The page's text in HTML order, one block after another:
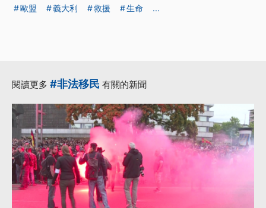
歐盟 義大利 救援 生命 ...
閱讀更多 #非法移民 有關的新聞